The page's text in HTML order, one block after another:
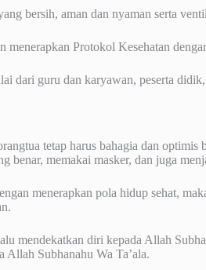
bersih, aman dan nyaman serta
menerapkan Protokol Kesehatan
dari guru dan karyawan, peserta
tetap harus bahagia dan
benar, memakai masker, dan juga
menerapkan pola hidup sehat,
mendekatkan diri kepada Allah
Allah Subhanahu Wa Ta’ala.